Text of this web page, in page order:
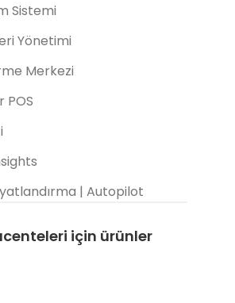
Sistemi
Yönetimi
Merkezi
POS
| Autopilot
için ürünler